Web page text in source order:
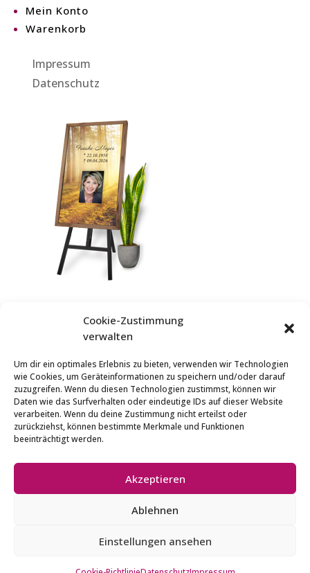
Cookie-Zustimmung
verwalten
Um dir ein optimales Erlebnis zu bieten, verwenden wir Technologien
wie Cookies, um Geräteinformationen zu speichern und/oder darauf
zuzugreifen. Wenn du diesen Technologien zustimmst, können wir
Daten wie das Surfverhalten oder eindeutige IDs auf dieser Website
verarbeiten. Wenn du deine Zustimmung nicht erteilst oder
zurückziehst, können bestimmte Merkmale und Funktionen
beeinträchtigt werden.
Akzeptieren
Ablehnen
Einstellungen ansehen
Mein Konto
Warenkorb
Impressum
Datenschutz
Service
Support
Unternehmen
© Alle Rechte vorbehalten – FUNERALdisplay
-> Entwickelt vonWormstall Bürotechnik